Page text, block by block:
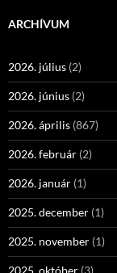
ARCHÍVUM
2026. július (2)
2026. június (2)
2026. április (867)
2026. február (2)
2026. január (1)
2025. december (1)
2025. november (1)
2025. október (3)